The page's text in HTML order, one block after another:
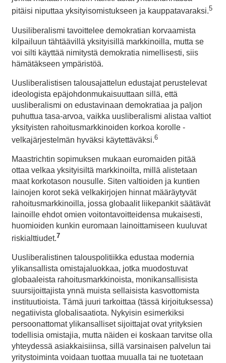
pitäisi niputtaa yksityisomistukseen ja kauppatavaraksi.5
Uusiliberalismi tavoittelee demokratian korvaamista
kilpailuun tähtäävillä yksityisillä markkinoilla, mutta se
voi silti käyttää nimitystä demokratia nimellisesti, siis
hämätäkseen ympäristöä.
Uusliberalistisen talousajattelun edustajat perustelevat
ideologista epäjohdonmukaisuuttaan sillä, että
uusliberalismi on edustavinaan demokratiaa ja paljon
puhuttua tasa-arvoa, vaikka uusliberalismi alistaa valtiot
yksityisten rahoitusmarkkinoiden korkoa korolle -
velkajärjestelmän hyväksi käytettäväksi.6
Maastrichtin sopimuksen mukaan euromaiden pitää
ottaa velkaa yksityisiltä markkinoilta, millä alistetaan
maat korkotason nousulle. Siten valtioiden ja kuntien
lainojen korot sekä velkakirjojen hinnat määräytyvät
rahoitusmarkkinoilla, jossa globaalit liikepankit säätävät
lainoille ehdot omien voitontavoitteidensa mukaisesti,
huomioiden kunkin euromaan lainoittamiseen kuuluvat
riskialttiudet.7
Uusliberalistinen talouspolitiikka edustaa modernia
ylikansallista omistajaluokkaa, jotka muodostuvat
globaaleista rahoitusmarkkinoista, monikansallisista
suursijoittajista ynnä muista sellaisista kasvottomista
instituutioista. Tämä juuri tarkoittaa (tässä kirjoituksessa)
negatiivista globalisaatiota. Nykyisin esimerkiksi
persoonattomat ylikansalliset sijoittajat ovat yrityksien
todellisia omistajia, mutta näiden ei koskaan tarvitse olla
yhteydessä asiakkaisiinsa, sillä varsinaisen palvelun tai
yritystoiminta voidaan tuottaa muualla tai ne tuotetaan